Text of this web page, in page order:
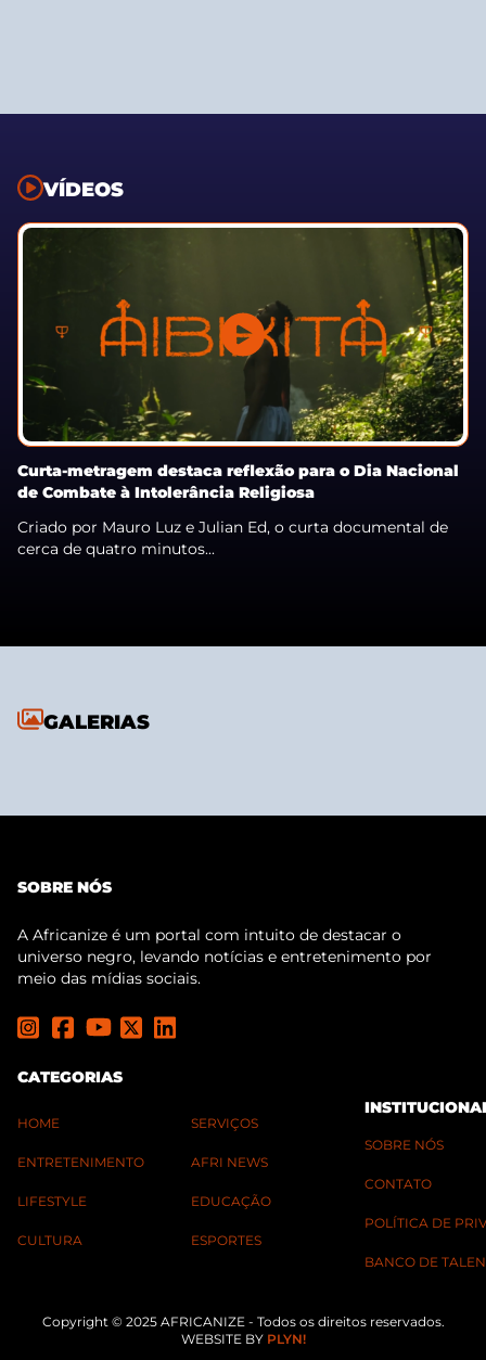
VÍDEOS
Curta-metragem destaca reflexão para o Dia Nacional
de Combate à Intolerância Religiosa
Criado por Mauro Luz e Julian Ed, o curta documental de
cerca de quatro minutos...
GALERIAS
SOBRE NÓS
A Africanize é um portal com intuito de destacar o
universo negro, levando notícias e entretenimento por
meio das mídias sociais.
CATEGORIAS
HOME
ENTRETENIMENTO
LIFESTYLE
CULTURA
SERVIÇOS
AFRI NEWS
EDUCAÇÃO
ESPORTES
SOBRE NÓS
CONTATO
POLÍTICA DE
BANCO DE
Copyright © 2025 AFRICANIZE - Todos os direitos reservados.
WEBSITE BY PLYN!